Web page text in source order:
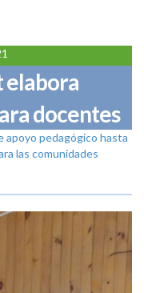
elabora
docentes
apoyo pedagógico hasta
las comunidades